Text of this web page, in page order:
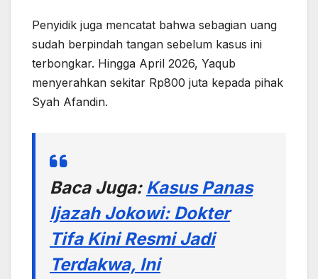
Penyidik juga mencatat bahwa sebagian uang
sudah berpindah tangan sebelum kasus ini
terbongkar. Hingga April 2026, Yaqub
menyerahkan sekitar Rp800 juta kepada pihak
Syah Afandin.
Baca Juga: Kasus Panas
Ijazah Jokowi: Dokter
Tifa Kini Resmi Jadi
Terdakwa, Ini